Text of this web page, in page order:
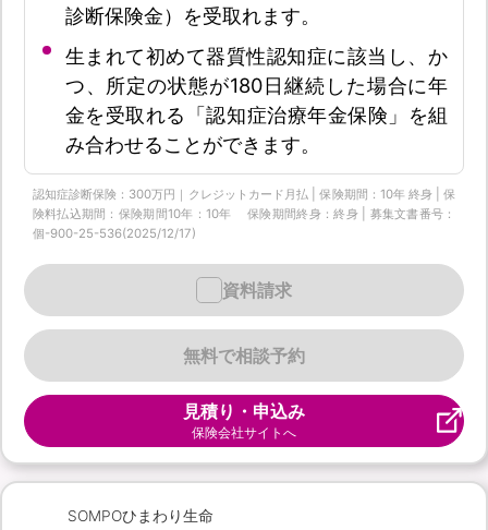
診断保険金）を受取れます。
生まれて初めて器質性認知症に該当し、か
つ、所定の状態が180日継続した場合に年
金を受取れる「認知症治療年金保険」を組
み合わせることができます。
認知症診断保険：300万円｜クレジットカード月払 | 保険期間：10年 終身 | 保
険料払込期間：保険期間10年：10年 保険期間終身：終身 | 募集文書番号：
個-900-25-536(2025/12/17)
無料で相談予約
資料請求
見積り・申込み
保険会社サイトへ
SOMPOひまわり生命